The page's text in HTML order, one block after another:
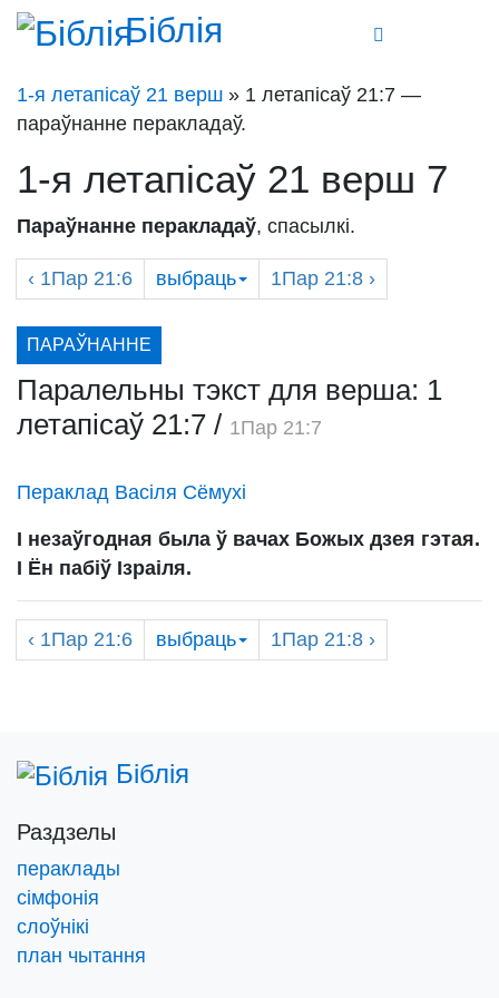
Біблія
1-я летапісаў 21 верш » 1 летапісаў 21:7 —
параўнанне перакладаў.
1-я летапісаў 21 верш 7
Параўнанне перакладаў, спасылкі.
‹ 1Пар 21:6 выбраць 1Пар 21:8 ›
ПАРАЎНАННЕ
Паралельны тэкст для верша: 1
летапісаў 21:7 / 1Пар 21:7
Пераклад Васіля Сёмухі
І незаўгодная была ў вачах Божых дзея гэтая.
І Ён пабіў Ізраіля.
‹ 1Пар 21:6 выбраць 1Пар 21:8 ›
Біблія
Раздзелы
пераклады
сімфонія
слоўнікі
план чытання